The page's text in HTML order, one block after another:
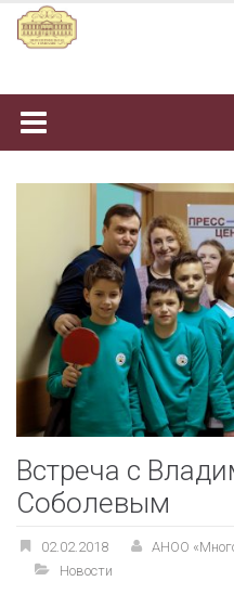
Наверх
Встреча с
Соболевым
02.02.2018
АНОО
Новости